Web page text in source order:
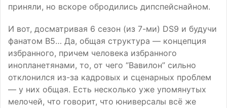
приняли, но вскоре обродились дипспейснайном.
И вот, досматривая 6 сезон (из 7-ми) DS9 и будучи
фанатом B5… Да, общая структура — концепция
избранного, причем человека избранного
инопланетянами, то, от чего “Вавилон” сильно
отклонился из-за кадровых и сценарных проблем
— у них общая. Есть несколько уже упомянутых
мелочей, что говорит, что юниверсалы всё же